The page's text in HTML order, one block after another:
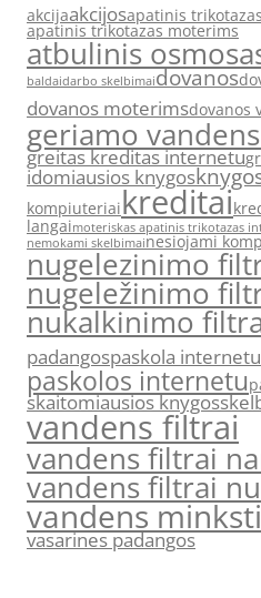
akcijaakcijosapatinis trikotazas
apatinis trikotazas moterims
atbulinis
baldaidarbo skelbimaidovanos
dovanos moterimsdovanos
geriamo
greitas kreditas internetu
idomiausios knygos
kompiuteriaikreditai
langaimoteriskas apatinis trikotazas
nemokami skelbimainesiojami
nugelezinimo
nugeležinimo
nukalkinimo
padangospaskola internetu
paskolos internetu
skaitomiausios knygos
vandens filtrai
vandens filtrai
vandens filtrai
vandens
vasarines padangos